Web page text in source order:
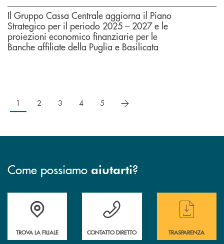
Il Gruppo Cassa Centrale aggiorna il Piano
Strategico per il periodo 2025 – 2027 e le
proiezioni economico finanziarie per le
Banche affiliate della Puglia e Basilicata
1 2 3 4 5 successivo
Come possiamo aiutarti?
Accedi all' elenco completo delle filiali
TROVA LA FILIALE
Hai bisogno di assistenza immediata ?
CONTATTO DIRETTO
Hai bisogno di
TRASPARENZA